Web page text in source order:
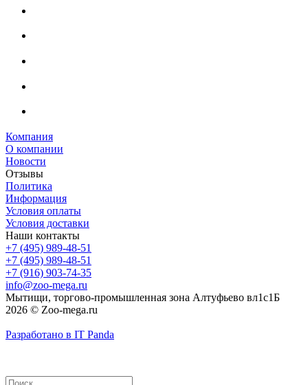
Компания
О компании
Новости
Отзывы
Политика
Информация
Условия оплаты
Условия доставки
Наши контакты
+7 (495) 989-48-51
+7 (495) 989-48-51
+7 (916) 903-74-35
info@zoo-mega.ru
Мытищи, торгово-промышленная зона Алтуфьево вл1с1Б
2026 © Zoo-mega.ru
Разработано в IT Panda